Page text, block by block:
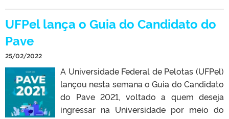
UFPel lança o Guia do Candidato do
Pave
25/02/2022
A Universidade Federal de Pelotas (UFPel)
lançou nesta semana o Guia do Candidato
do Pave 2021, voltado a quem deseja
ingressar na Universidade por meio do